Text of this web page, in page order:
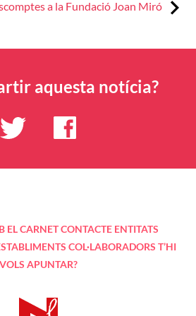
a la Fundació Joan Miró
aquesta notícia?
EL CARNET CONTACTE ENTITATS
COL·LABORADORS T’HI
VOLS APUNTAR?